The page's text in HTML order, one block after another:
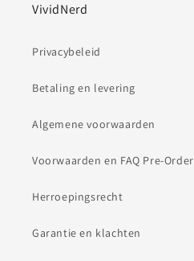
VividNerd
Privacybeleid
Betaling en levering
Algemene voorwaarden
Voorwaarden en FAQ Pre-
Herroepingsrecht
Garantie en klachten